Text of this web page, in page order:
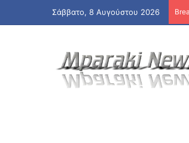
Σάββατο, 8 Αυγούστου 2026